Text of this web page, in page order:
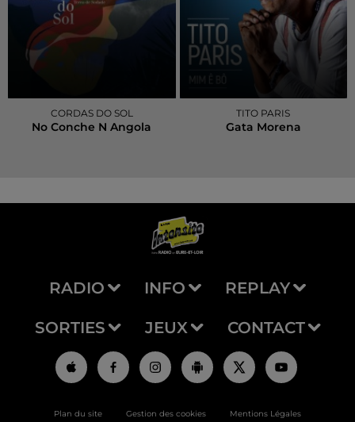
CORDAS DO SOL
No Conche N Angola
TITO PARIS
Gata Morena
RADIO INFO REPLAY
SORTIES JEUX CONTACT
Plan du site Gestion des cookies Mentions Légales